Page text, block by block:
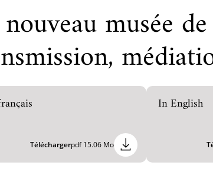
musée
Téléchargerpdf 15.06 Mo
In English